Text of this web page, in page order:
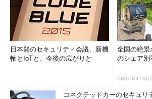
日本発のセキュリティ会議、新機
軸とIoTと、今後の広がりと
全国の絶景
のシェア別
PR(COCO
コネクテッドカーのセキュリ